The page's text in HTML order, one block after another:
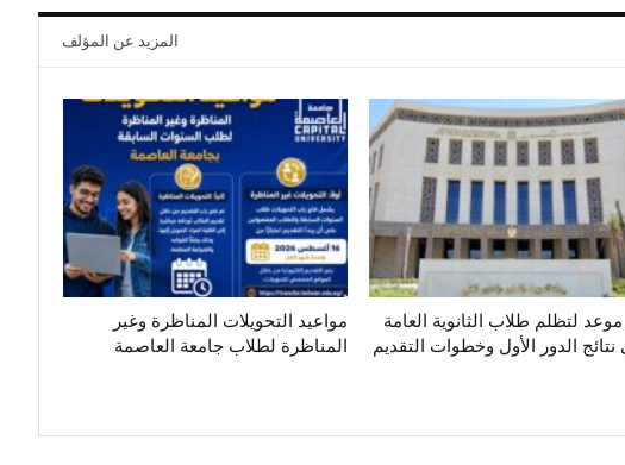
المزيد عن المؤلف
موعد لتظلم طلاب الثانوية العامة
الدور الأول وخطوات التقديم
مواعيد التحويلات المناظرة وغير
المناظرة لطلاب جامعة العاصمة